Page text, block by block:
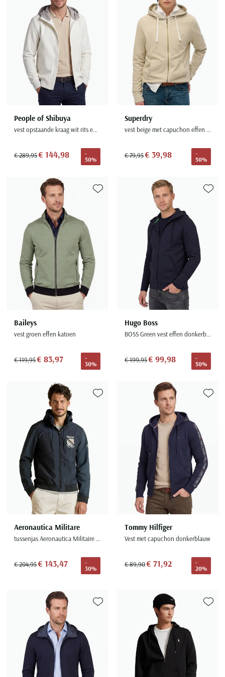
Seidensticker
Slater
State of Art
Superdry
Tenson
Thomas Maine
Tommy Hilfiger
Tramarossa
UBR
Wellington of Billmore
William Lockie
Xacus
Alle merken
People of Shibuya
vest opstaande kraag wit rits effen Gami
€ 289,95€ 144,98
-
50%
Superdry
vest beige met capuchon effen katoen
€ 79,95€ 39,98
-
50%
Baileys
vest groen effen katoen
€ 119,95€ 83,97
-
30%
Toevoegen aan favorieten
Hugo Boss
BOSS Green vest effen donkerblauw met capuchon
€ 199,95€ 99,98
-
50%
Aeronautica Militare
tussenjas Aeronautica Militaire met afneembare capuchon navy
€ 204,95€ 143,47
-
30%
Toevoegen aan favorieten
Tommy Hilfiger
Vest met capuchon donkerblauw
€ 89,90€ 71,92
-
20%
Toevoegen aan favorieten